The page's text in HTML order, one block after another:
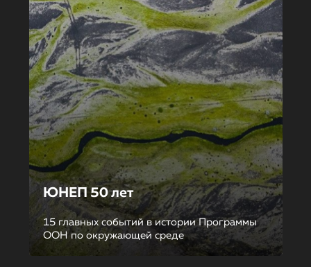
ЮНЕП 50 лет
15 главных событий в истории Программы
ООН по окружающей среде